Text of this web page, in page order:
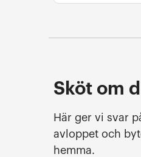
Sköt om
Här ger vi svar
avloppet och
hemma.